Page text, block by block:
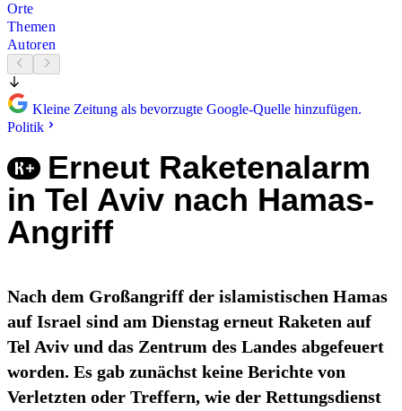
Orte
Themen
Autoren
Kleine Zeitung als bevorzugte Google-Quelle hinzufügen.
Politik
Erneut Raketenalarm
in Tel Aviv nach Hamas-
Angriff
Nach dem Großangriff der islamistischen Hamas
auf Israel sind am Dienstag erneut Raketen auf
Tel Aviv und das Zentrum des Landes abgefeuert
worden. Es gab zunächst keine Berichte von
Verletzten oder Treffern, wie der Rettungsdienst